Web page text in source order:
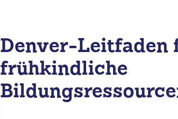
Denver-Leitfaden
frühkindliche